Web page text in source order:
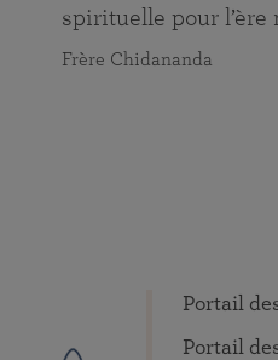
spirituelle pour l’ère
Frère Chidananda
Portail
Portail